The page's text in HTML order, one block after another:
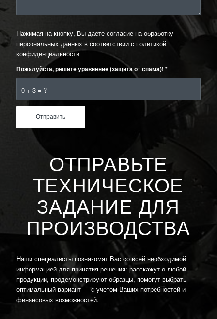
Нажимая на кнопку, Вы даете согласие на обработку
персональных данных в соответствии с политикой
конфиденциальности
0 + 3 = ?
Пожалуйста, решите уравнение (защита от спама)! *
ОТПРАВЬТЕ
ТЕХНИЧЕСКОЕ
ЗАДАНИЕ ДЛЯ
ПРОИЗВОДСТВА
Наши специалисты познакомят Вас со всей необходимой
информацией для принятия решения: расскажут о любой
продукции, продемонстрируют образцы, помогут выбрать
оптимальный вариант — с учетом Ваших потребностей и
финансовых возможностей.